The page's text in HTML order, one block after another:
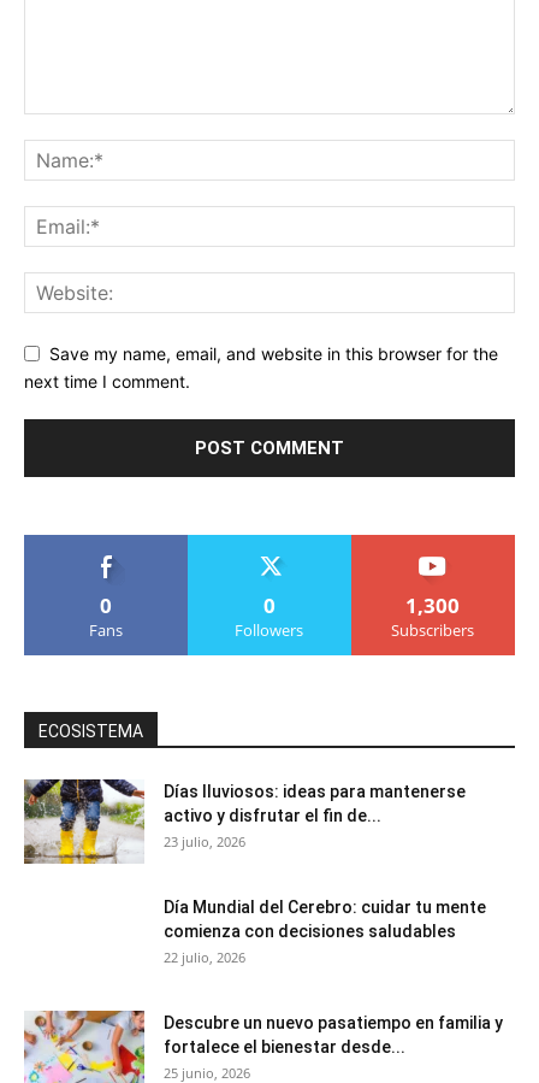
Save my name, email, and website in this browser for the
next time I comment.
0
Fans
0
Followers
1,300
Subscribers
ECOSISTEMA
Días lluviosos: ideas para mantenerse
activo y disfrutar el fin de...
23 julio, 2026
Día Mundial del Cerebro: cuidar tu mente
comienza con decisiones saludables
22 julio, 2026
Descubre un nuevo pasatiempo en familia y
fortalece el bienestar desde...
25 junio, 2026